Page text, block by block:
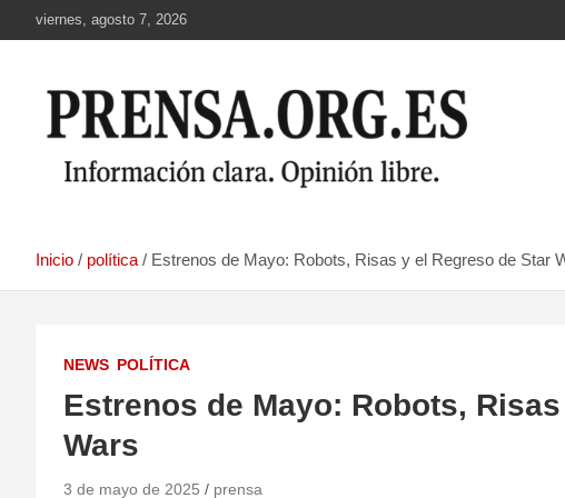
al
viernes, agosto 7, 2026
Inicio política Estrenos de Mayo: Robots, Risas y el Regreso de Star
NEWS POLÍTICA
Estrenos de Mayo: Robots,
Wars
3 de mayo de 2025 prensa